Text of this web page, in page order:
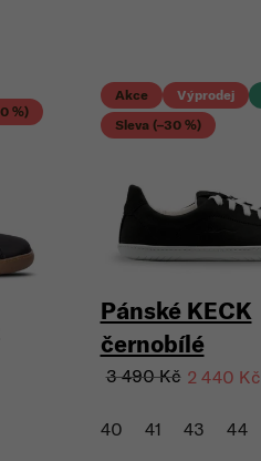
%)
Akce Výprodej
Sleva (–30 %)
Pánské KECK
černobílé
3 490 Kč 2 440 Kč
40 41 43 44